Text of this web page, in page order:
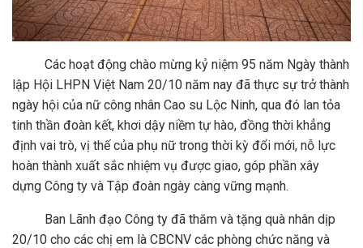
Các hoạt động chào mừng kỷ niệm 95 năm Ngày thành
lập Hội LHPN Việt Nam 20/10 năm nay đã thực sự trở thành
ngày hội của nữ công nhân Cao su Lộc Ninh, qua đó lan tỏa
tinh thần đoàn kết, khơi dậy niềm tự hào, đồng thời khẳng
định vai trò, vị thế của phụ nữ trong thời kỳ đổi mới, nỗ lực
hoàn thành xuất sắc nhiệm vụ được giao, góp phần xây
dựng Công ty và Tập đoàn ngày càng vững mạnh.
Ban Lãnh đạo Công ty đã thăm và tặng quà nhân dịp
20/10 cho các chị em là CBCNV các phòng chức năng và